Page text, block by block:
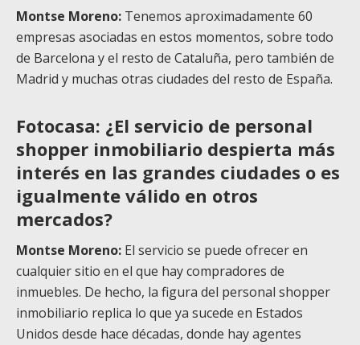
Montse Moreno: Tenemos aproximadamente 60
empresas asociadas en estos momentos, sobre todo
de Barcelona y el resto de Cataluña, pero también de
Madrid y muchas otras ciudades del resto de España.
Fotocasa: ¿El servicio de personal
shopper inmobiliario despierta más
interés en las grandes ciudades o es
igualmente válido en otros
mercados?
Montse Moreno: El servicio se puede ofrecer en
cualquier sitio en el que hay compradores de
inmuebles. De hecho, la figura del personal shopper
inmobiliario replica lo que ya sucede en Estados
Unidos desde hace décadas, donde hay agentes